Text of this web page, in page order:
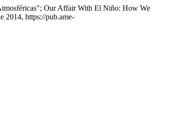
Our Affair With El Niño: How We
2014, https://pub.ame-